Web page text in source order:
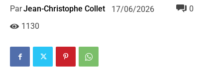
ParJean-Christophe Collet 17/06/2026
0
1130